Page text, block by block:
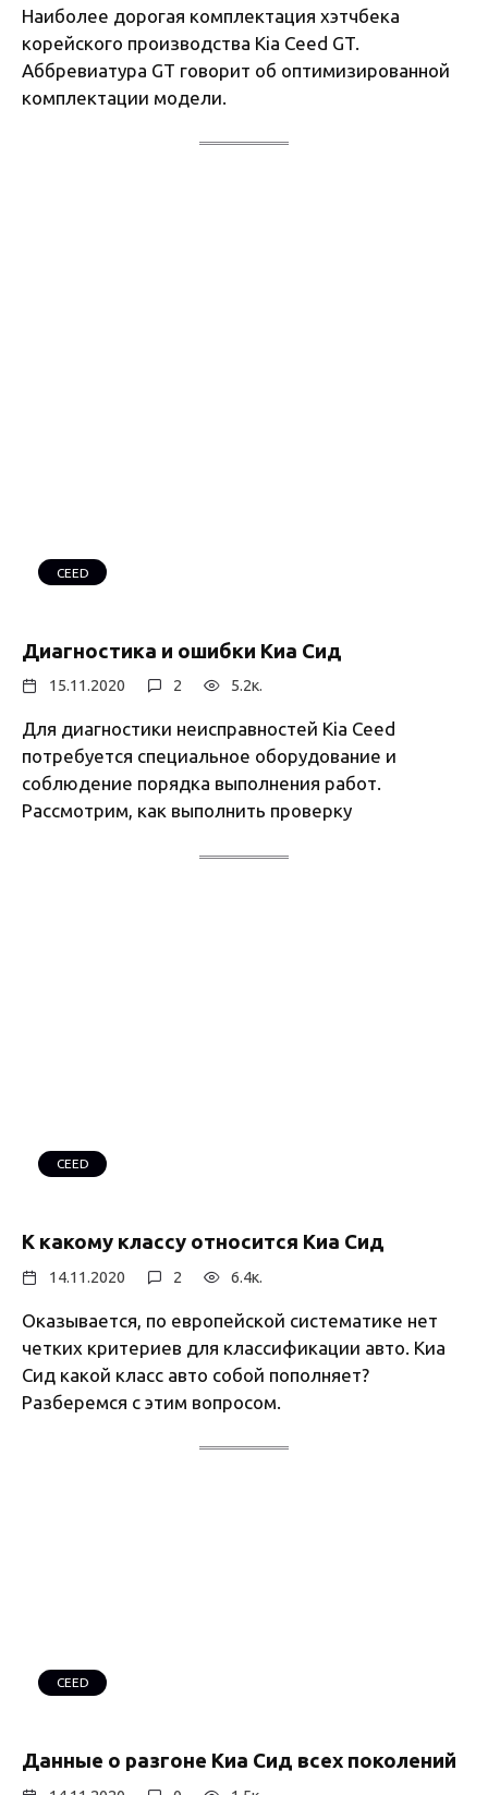
Наиболее дорогая комплектация хэтчбека
корейского производства Kia Ceed GT.
Аббревиатура GT говорит об оптимизированной
комплектации модели.
CEED
Диагностика и ошибки Киа Сид
15.11.2020 2 5.2к.
Для диагностики неисправностей Kia Ceed
потребуется специальное оборудование и
соблюдение порядка выполнения работ.
Рассмотрим, как выполнить проверку
CEED
К какому классу относится Киа Сид
14.11.2020 2 6.4к.
Оказывается, по европейской систематике нет
четких критериев для классификации авто. Киа
Сид какой класс авто собой пополняет?
Разберемся с этим вопросом.
CEED
Данные о разгоне Киа Сид всех поколений